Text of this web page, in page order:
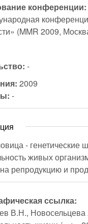
конференции:
(MMR 2009,
-
2009
-
- генетические
живых
репродукцию и
ссылка:
В.Н.,